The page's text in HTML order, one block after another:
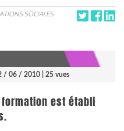
SOCIALES
/ 06 / 2010 | 25 vues
est établi